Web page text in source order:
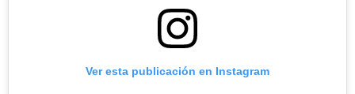
Ver esta publicación en Instagram